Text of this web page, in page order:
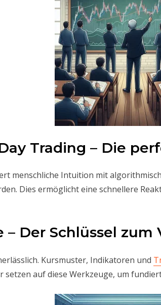
Trading – Die
menschliche Intuition mit
Dies ermöglicht eine schnellere
– Der Schlüssel
Kursmuster, Indikatoren und
auf diese Werkzeuge, um